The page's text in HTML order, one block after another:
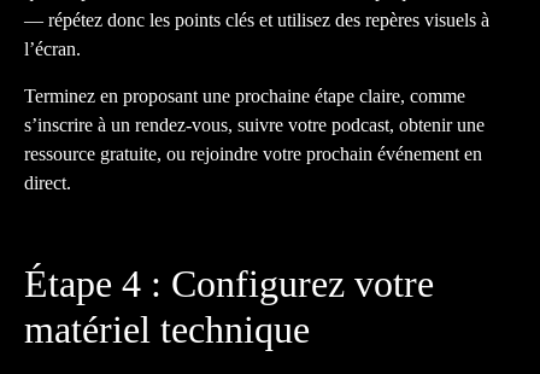
— répétez donc les points clés et utilisez des repères visuels à
l’écran.
Terminez en proposant une prochaine étape claire, comme
s’inscrire à un rendez-vous, suivre votre podcast, obtenir une
ressource gratuite, ou rejoindre votre prochain événement en
direct.
Étape 4 : Configurez votre
matériel technique